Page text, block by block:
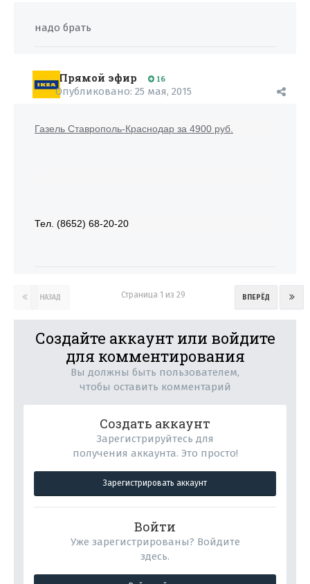
надо брать
Прямой эфир 16
Опубликовано: 25 мая, 2015
Газель Ставрополь-Краснодар за 4900 руб.
Тел. (8652) 68-20-20
НАЗАД ВПЕРЁД
Страница 1 из 29
Создайте аккаунт или войдите
для комментирования
Вы должны быть пользователем,
чтобы оставить комментарий
Создать аккаунт
Зарегистрируйтесь для
получения аккаунта. Это просто!
Зарегистрировать аккаунт
Войти
Уже зарегистрированы? Войдите
здесь.